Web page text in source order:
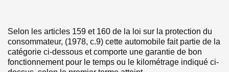
Selon les articles 159 et 160 de la loi sur la protection du
consommateur, (1978, c.9) cette automobile fait partie de la
catégorie ci-dessous et comporte une garantie de bon
fonctionnement pour le temps ou le kilométrage indiqué ci-